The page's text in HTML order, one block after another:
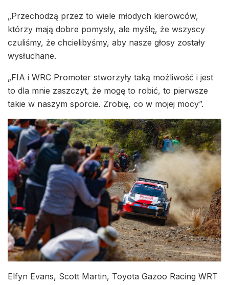
„Przechodzą przez to wiele młodych kierowców,
którzy mają dobre pomysły, ale myślę, że wszyscy
czuliśmy, że chcielibyśmy, aby nasze głosy zostały
wysłuchane.
„FIA i WRC Promoter stworzyły taką możliwość i jest
to dla mnie zaszczyt, że mogę to robić, to pierwsze
takie w naszym sporcie. Zrobię, co w mojej mocy”.
Elfyn Evans, Scott Martin, Toyota Gazoo Racing WRT